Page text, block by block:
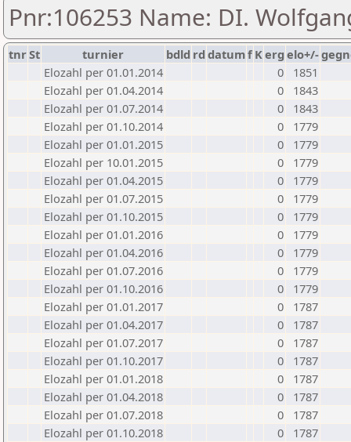
Pnr:106253 Name: DI.
tnrSt turnier bdld rd datumf Kerg elo+/-
Elozahl per 01.01.2014
0
1851
Elozahl per 01.04.2014
0
1843
Elozahl per 01.07.2014
0
1843
Elozahl per 01.10.2014
0
1779
Elozahl per 01.01.2015
0
1779
Elozahl per 10.01.2015
0
1779
Elozahl per 01.04.2015
0
1779
Elozahl per 01.07.2015
0
1779
Elozahl per 01.10.2015
0
1779
Elozahl per 01.01.2016
0
1779
Elozahl per 01.04.2016
0
1779
Elozahl per 01.07.2016
0
1779
Elozahl per 01.10.2016
0
1779
Elozahl per 01.01.2017
0
1787
Elozahl per 01.04.2017
0
1787
Elozahl per 01.07.2017
0
1787
Elozahl per 01.10.2017
0
1787
Elozahl per 01.01.2018
0
1787
Elozahl per 01.04.2018
0
1787
Elozahl per 01.07.2018
0
1787
Elozahl per 01.10.2018
0
1787